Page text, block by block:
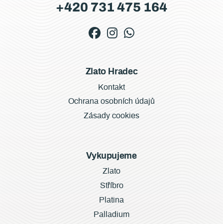
+420 731 475 164
Zlato Hradec
Kontakt
Ochrana osobních údajů
Zásady cookies
Vykupujeme
Zlato
Stříbro
Platina
Palladium